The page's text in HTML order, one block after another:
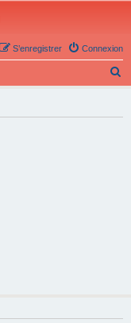
Connexion
S’enregistrer